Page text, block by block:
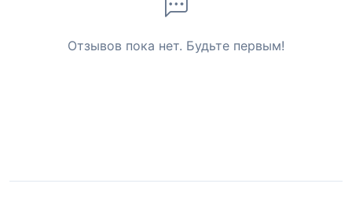
Отзывов пока нет. Будьте первым!